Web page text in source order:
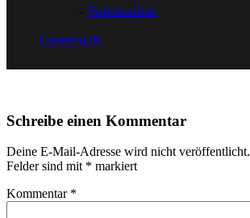
Spiritualität
Gästebuch
Schreibe einen Kommentar
Deine E-Mail-Adresse wird nicht veröffentlicht.
Felder sind mit * markiert
Kommentar *